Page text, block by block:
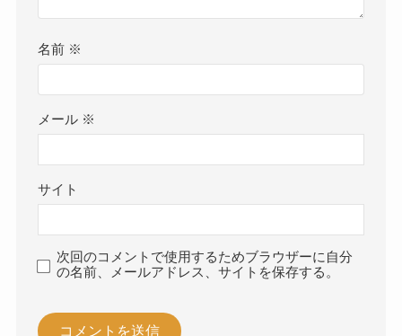
名前 ※
メール ※
サイト
次回のコメントで使用するためブラウザーに自分
の名前、メールアドレス、サイトを保存する。